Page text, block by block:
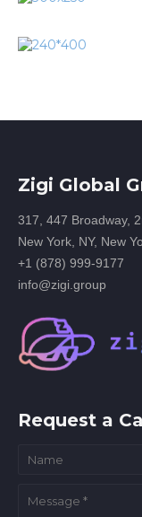
Zigi Global
317, 447 Broadway,
New York, NY, New
+1 (878) 999-9177
info@zigi.group
Request a